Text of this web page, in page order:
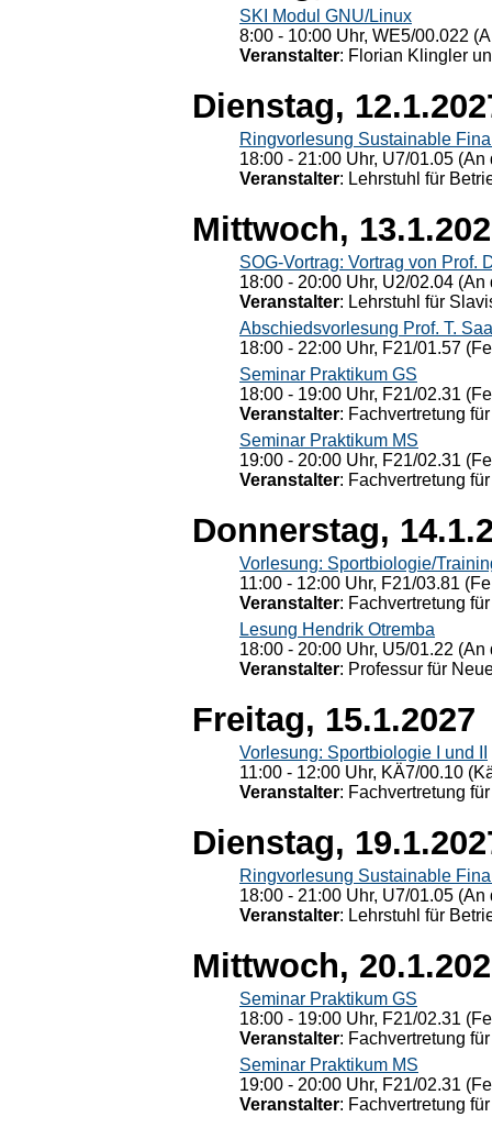
SKI Modul GNU/Linux
8:00 - 10:00 Uhr, WE5/00.022
Veranstalter: Florian Klingler
Dienstag,
Ringvorlesung Sustainable
18:00 - 21:00 Uhr, U7/01.05
Veranstalter: Lehrstuhl für
Mittwoch,
SOG-Vortrag: Vortrag von Prof.
18:00 - 20:00 Uhr, U2/02.04
Veranstalter: Lehrstuhl für
Abschiedsvorlesung Prof. T.
18:00 - 22:00 Uhr, F21/01.57
Seminar Praktikum GS
18:00 - 19:00 Uhr, F21/02.31
Veranstalter: Fachvertretung
Seminar Praktikum MS
19:00 - 20:00 Uhr, F21/02.31
Veranstalter: Fachvertretung
Donnerstag,
Vorlesung: Sportbiologie/
11:00 - 12:00 Uhr, F21/03.81
Veranstalter: Fachvertretung
Lesung Hendrik Otremba
18:00 - 20:00 Uhr, U5/01.22
Veranstalter: Professur für
Freitag, 15.1.2027
Vorlesung: Sportbiologie I und II
11:00 - 12:00 Uhr, KÄ7/00.10
Veranstalter: Fachvertretung
Dienstag,
Ringvorlesung Sustainable
18:00 - 21:00 Uhr, U7/01.05
Veranstalter: Lehrstuhl für
Mittwoch,
Seminar Praktikum GS
18:00 - 19:00 Uhr, F21/02.31
Veranstalter: Fachvertretung
Seminar Praktikum MS
19:00 - 20:00 Uhr, F21/02.31
Veranstalter: Fachvertretung